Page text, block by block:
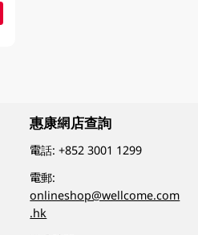
惠康網店查詢
電話:+852 3001 1299
電郵:
onlineshop@wellcome.com
.hk